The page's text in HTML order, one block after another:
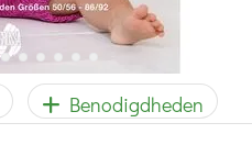
Benodigdheden